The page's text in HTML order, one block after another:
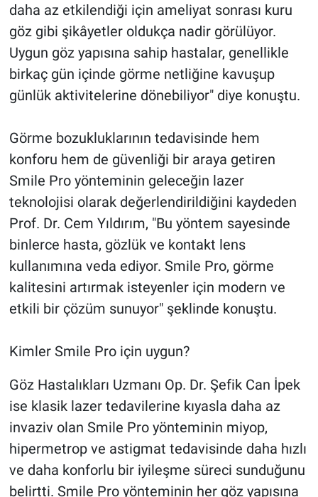
daha az etkilendiği için ameliyat sonrası kuru
göz gibi şikâyetler oldukça nadir görülüyor.
Uygun göz yapısına sahip hastalar, genellikle
birkaç gün içinde görme netliğine kavuşup
günlük aktivitelerine dönebiliyor" diye konuştu.
Görme bozukluklarının tedavisinde hem
konforu hem de güvenliği bir araya getiren
Smile Pro yönteminin geleceğin lazer
teknolojisi olarak değerlendirildiğini kaydeden
Prof. Dr. Cem Yıldırım, "Bu yöntem sayesinde
binlerce hasta, gözlük ve kontakt lens
kullanımına veda ediyor. Smile Pro, görme
kalitesini artırmak isteyenler için modern ve
etkili bir çözüm sunuyor" şeklinde konuştu.
Kimler Smile Pro için uygun?
Göz Hastalıkları Uzmanı Op. Dr. Şefik Can İpek
ise klasik lazer tedavilerine kıyasla daha az
invaziv olan Smile Pro yönteminin miyop,
hipermetrop ve astigmat tedavisinde daha hızlı
ve daha konforlu bir iyileşme süreci sunduğunu
belirtti. Smile Pro yönteminin her göz yapısına